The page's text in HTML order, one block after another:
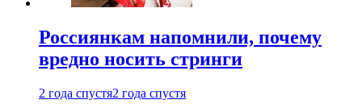
Россиянкам напомнили, почему
вредно носить стринги
2 года спустя2 года спустя